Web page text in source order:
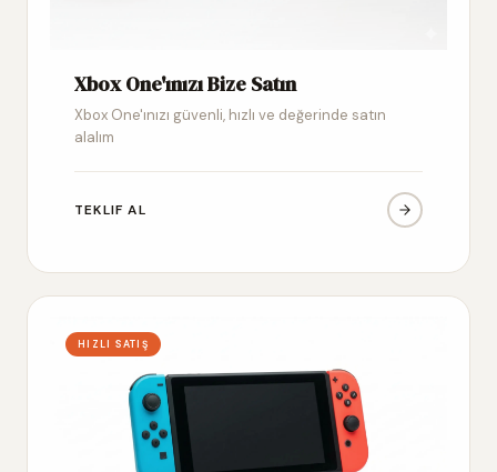
Xbox One'ınızı Bize Satın
Xbox One'ınızı güvenli, hızlı ve değerinde satın
alalım
TEKLIF AL
HIZLI SATIŞ